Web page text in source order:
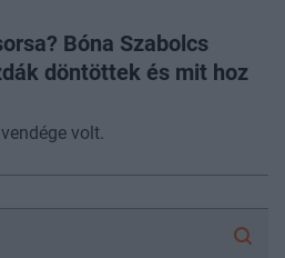
Bóna Szabolcs
döntöttek és mit hoz
volt.